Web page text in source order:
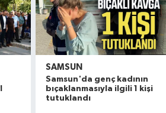
SAMSUN
Samsun'da genç kadının
bıçaklanmasıyla ilgili 1 kişi
tutuklandı